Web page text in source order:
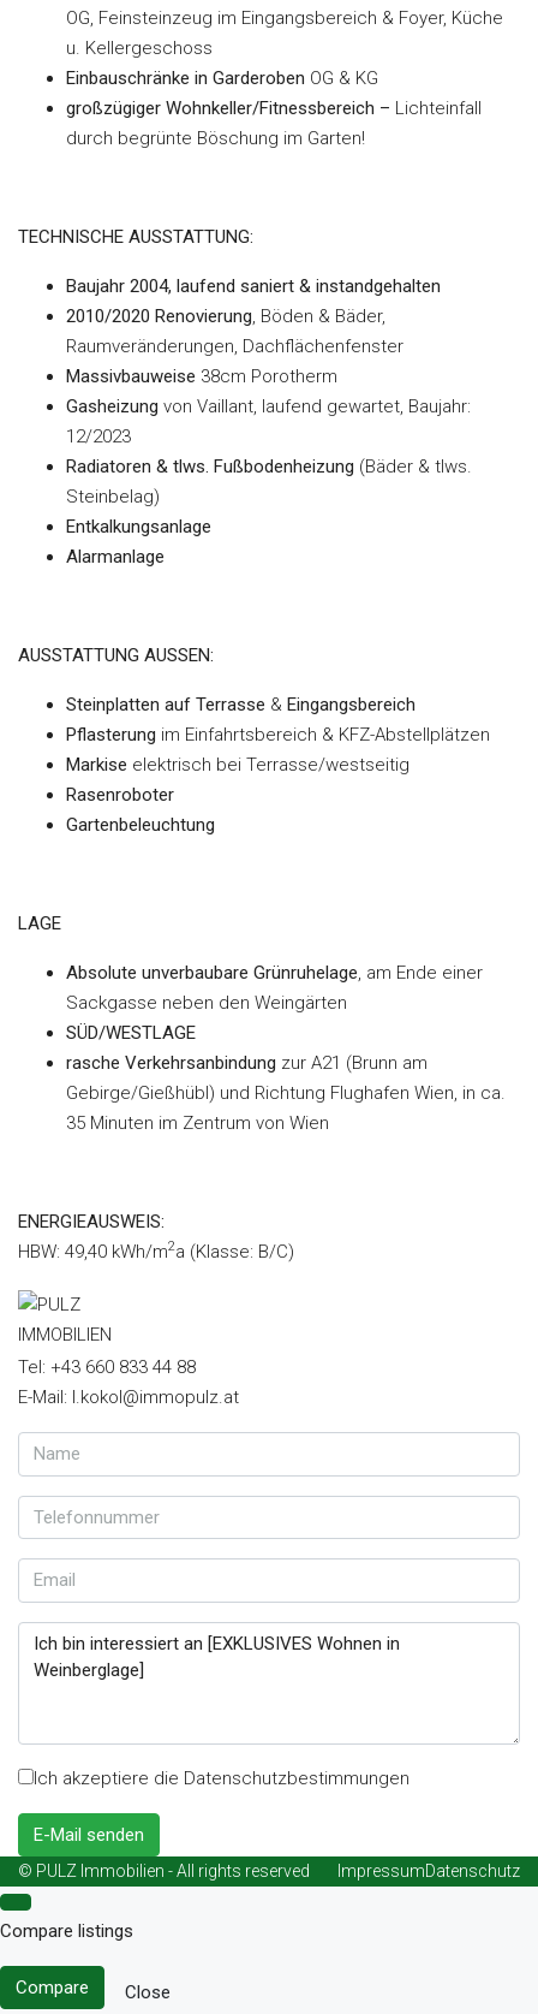
OG, Feinsteinzeug im Eingangsbereich & Foyer, Küche
u. Kellergeschoss
Einbauschränke in Garderoben OG & KG
großzügiger Wohnkeller/Fitnessbereich – Lichteinfall
durch begrünte Böschung im Garten!
TECHNISCHE AUSSTATTUNG:
Baujahr 2004, laufend saniert & instandgehalten
2010/2020 Renovierung, Böden & Bäder,
Raumveränderungen, Dachflächenfenster
Massivbauweise 38cm Porotherm
Gasheizung von Vaillant, laufend gewartet, Baujahr:
12/2023
Radiatoren & tlws. Fußbodenheizung (Bäder & tlws.
Steinbelag)
Entkalkungsanlage
Alarmanlage
AUSSTATTUNG AUSSEN:
Steinplatten auf Terrasse & Eingangsbereich
Pflasterung im Einfahrtsbereich & KFZ-Abstellplätzen
Markise elektrisch bei Terrasse/westseitig
Rasenroboter
Gartenbeleuchtung
LAGE
Absolute unverbaubare Grünruhelage, am Ende einer
Sackgasse neben den Weingärten
SÜD/WESTLAGE
rasche Verkehrsanbindung zur A21 (Brunn am
Gebirge/Gießhübl) und Richtung Flughafen Wien, in ca.
35 Minuten im Zentrum von Wien
ENERGIEAUSWEIS:
HBW: 49,40 kWh/m2a (Klasse: B/C)
Tel: +43 660 833 44 88
E-Mail: l.kokol@immopulz.at
Ich akzeptiere die Datenschutzbestimmungen
E-Mail senden
© PULZ Immobilien - All rights reserved ImpressumDatenschutz
Compare listings
Compare Close